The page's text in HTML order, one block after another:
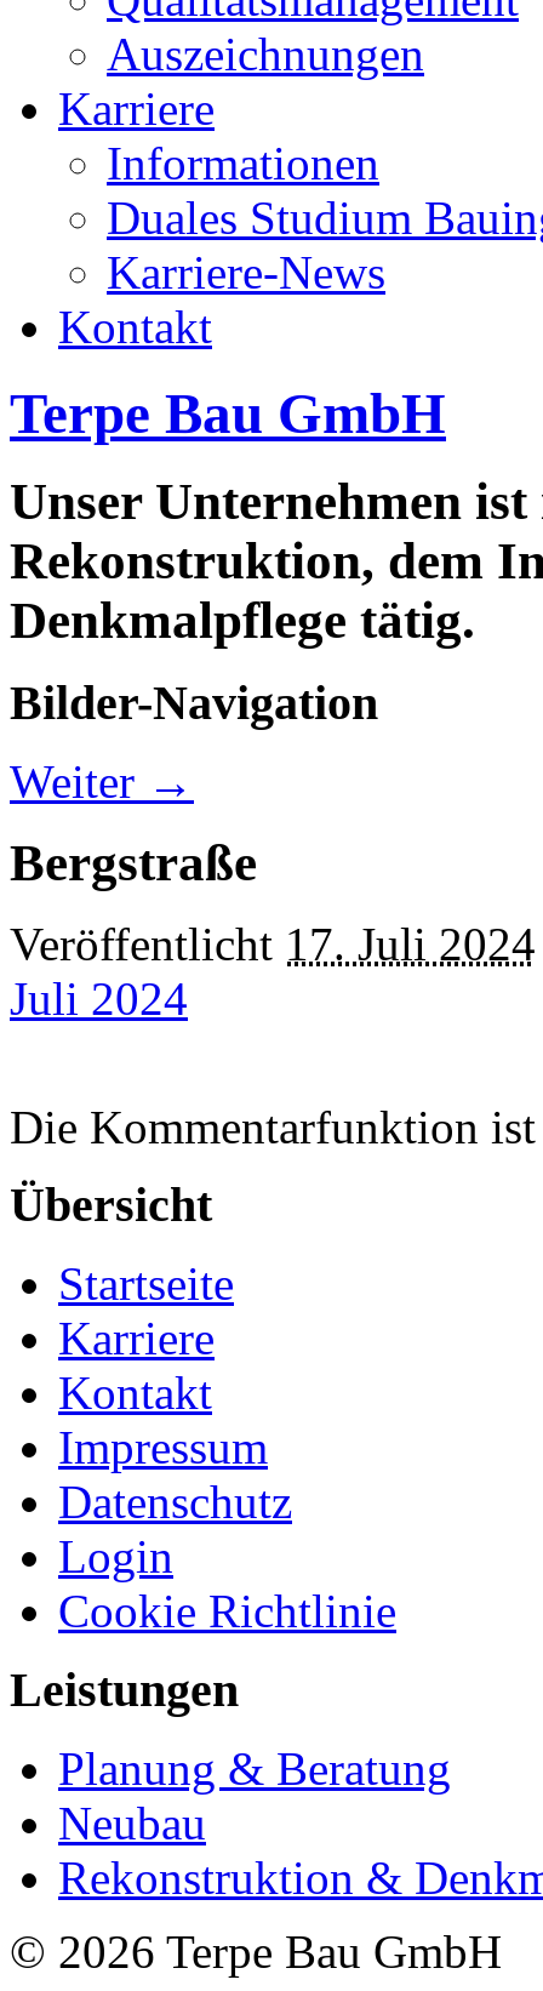
Auszeichnungen
Karriere
Informationen
Duales Studium
Karriere-News
Kontakt
Terpe Bau GmbH
Unser Unternehmen
Rekonstruktion, dem
Denkmalpflege tätig.
Bilder-Navigation
Weiter →
Bergstraße
Veröffentlicht 17. Juli 2024
Juli 2024
Die Kommentarfunktion ist
Übersicht
Startseite
Karriere
Kontakt
Impressum
Datenschutz
Login
Cookie Richtlinie
Leistungen
Planung & Beratung
Neubau
Rekonstruktion &
© 2026 Terpe Bau GmbH